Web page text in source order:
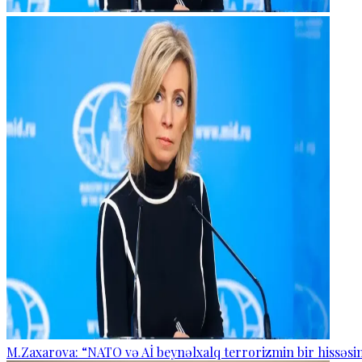
M.Zaxarova: “NATO və Aİ beynəlxalq terrorizmin bir